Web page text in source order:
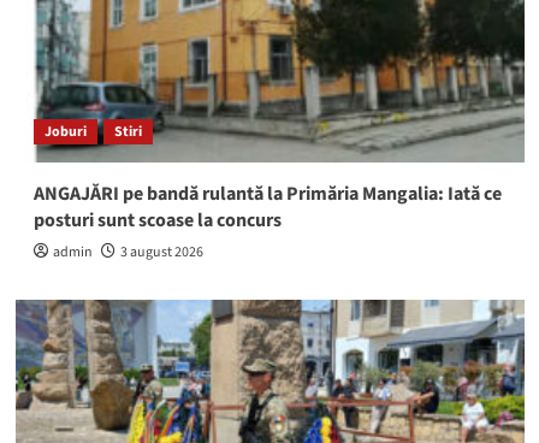
Joburi Stiri
ANGAJĂRI pe bandă rulantă la Primăria Mangalia: Iată ce
posturi sunt scoase la concurs
admin 3 august 2026